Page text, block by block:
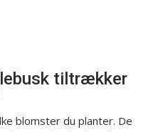
tiltrækker
blomster du planter. De